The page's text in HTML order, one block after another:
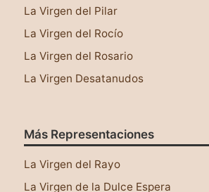
La Virgen del Pilar
La Virgen del Rocío
La Virgen del Rosario
La Virgen Desatanudos
Más Representaciones
La Virgen del Rayo
La Virgen de la Dulce Espera
Este sitio web utiliza cookies para
Leer más